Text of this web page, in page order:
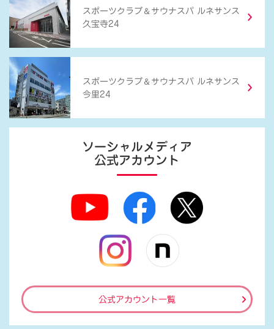
スポーツクラブ ＆ サウナスパ ルネサンス
久宝寺24
スポーツクラブ ＆ サウナスパ ルネサンス
今里24
ソーシャルメディア
公式アカウント
公式アカウント一覧